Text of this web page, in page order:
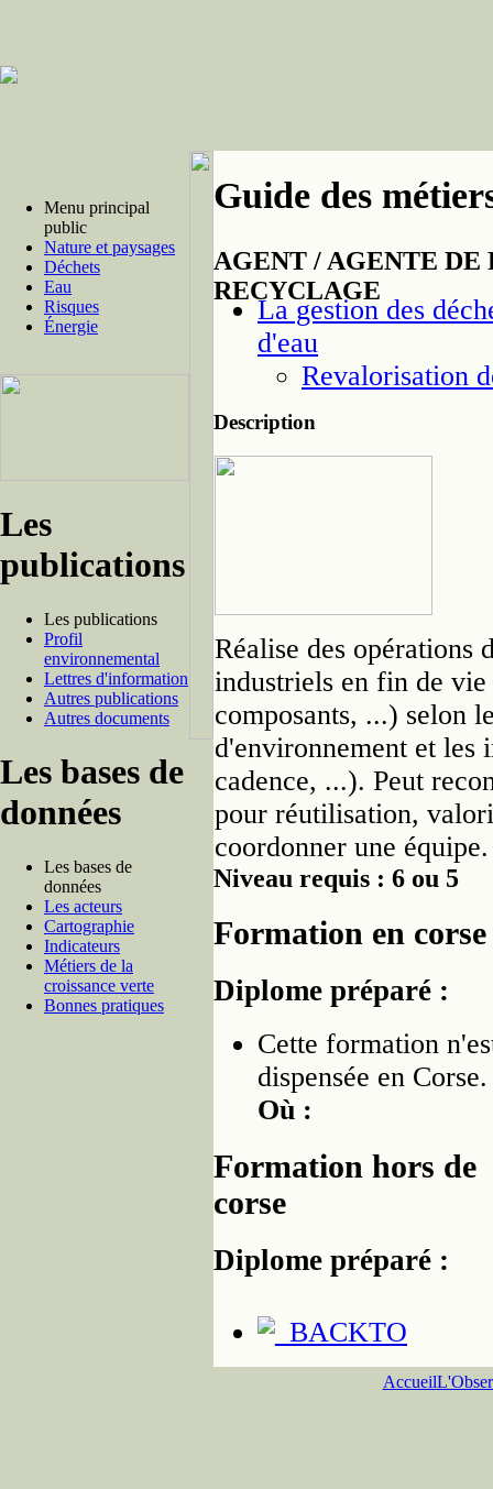
Menu principal
public
Nature et paysages
Déchets
Eau
Risques
Énergie
Les
publications
Les publications
Profil
environnemental
Lettres d'information
Autres publications
Autres documents
Les bases de
données
Les bases de
données
Les acteurs
Cartographie
Indicateurs
Métiers de la
croissance verte
Bonnes pratiques
Guide des
AGENT / AGENTE DE
RECYCLAGE
La gestion des
d'eau
Revalorisation
Description
Réalise des opérations
industriels en fin de
composants, ...) selon
d'environnement et les
cadence, ...). Peut
pour réutilisation,
coordonner une équipe.
Niveau requis : 6 ou 5
Formation en corse
Diplome préparé :
Cette formation
dispensée en Corse.
Où :
Formation hors de
corse
Diplome préparé :
Accueil